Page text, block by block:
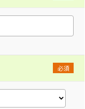
必須